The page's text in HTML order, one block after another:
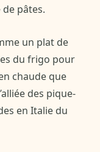
pâtes.
un plat de
du frigo pour
chaude que
des pique-
en Italie du